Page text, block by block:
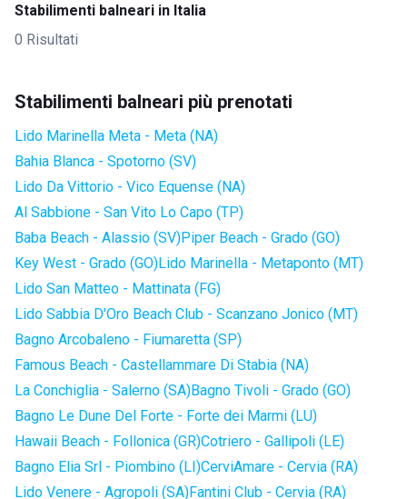
Stabilimenti balneari in Italia
0 Risultati
Stabilimenti balneari più prenotati
Lido Marinella Meta - Meta (NA)
Bahia Blanca - Spotorno (SV)
Lido Da Vittorio - Vico Equense (NA)
Al Sabbione - San Vito Lo Capo (TP)
Baba Beach - Alassio (SV)Piper Beach - Grado (GO)
Key West - Grado (GO)Lido Marinella - Metaponto (MT)
Lido San Matteo - Mattinata (FG)
Lido Sabbia D'Oro Beach Club - Scanzano Jonico (MT)
Bagno Arcobaleno - Fiumaretta (SP)
Famous Beach - Castellammare Di Stabia (NA)
La Conchiglia - Salerno (SA)Bagno Tivoli - Grado (GO)
Bagno Le Dune Del Forte - Forte dei Marmi (LU)
Hawaii Beach - Follonica (GR)Cotriero - Gallipoli (LE)
Bagno Elia Srl - Piombino (LI)CerviAmare - Cervia (RA)
Lido Venere - Agropoli (SA)Fantini Club - Cervia (RA)